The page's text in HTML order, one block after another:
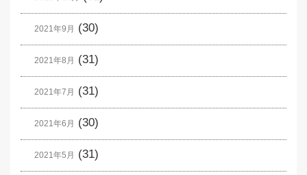
2021年9月 (30)
2021年8月 (31)
2021年7月 (31)
2021年6月 (30)
2021年5月 (31)